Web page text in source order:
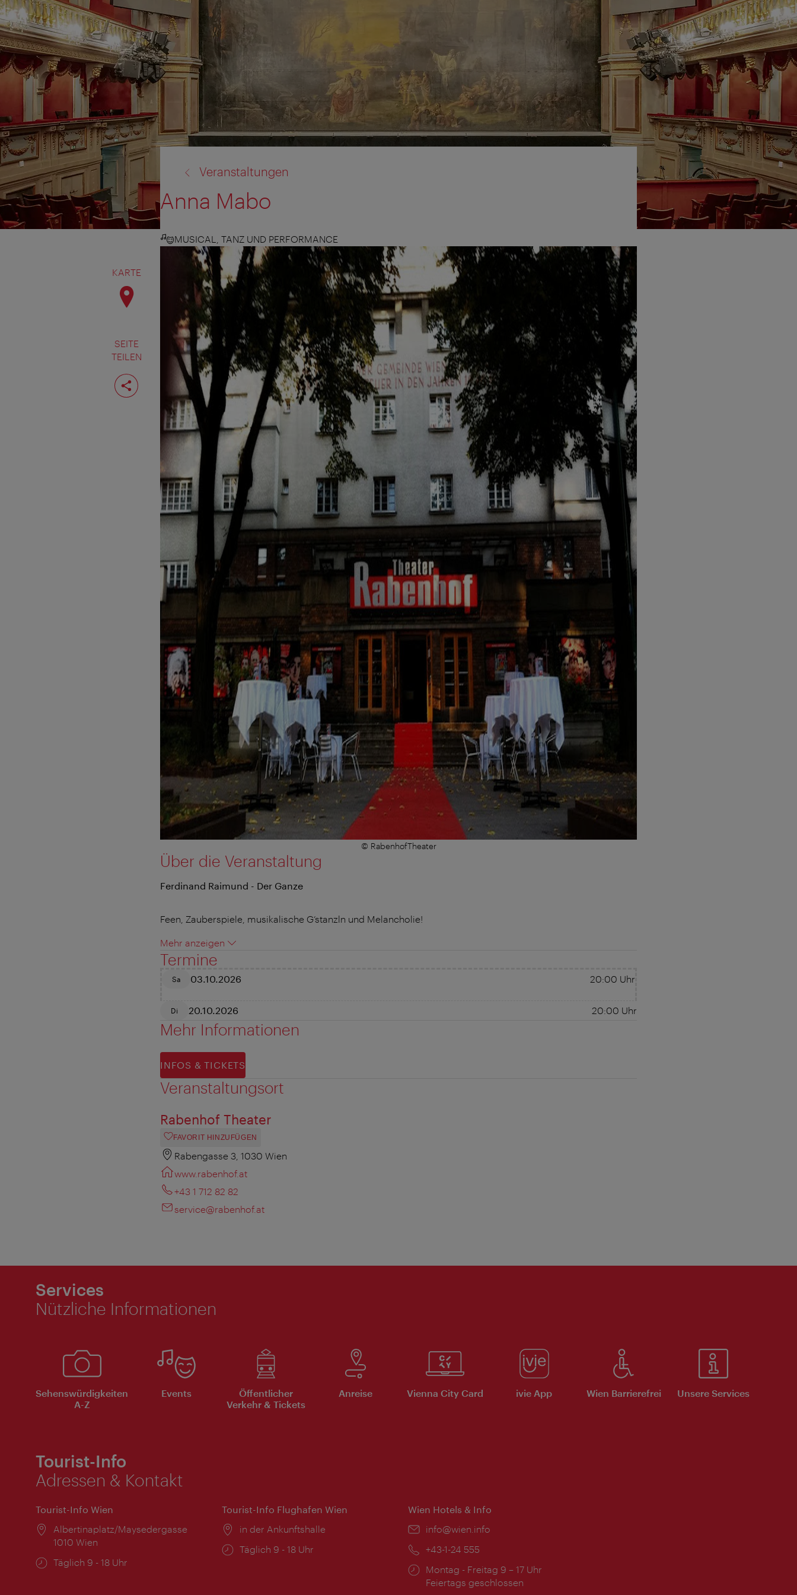
KARTE
SEITE
TEILEN
Seite
teilen
Veranstaltungen
Anna Mabo
MUSICAL, TANZ UND PERFORMANCE
© RabenhofTheater
Über die Veranstaltung
Ferdinand Raimund - Der Ganze
Feen, Zauberspiele, musikalische G‘stanzln und Melancholie!
Mehr anzeigen
Termine
Sa 03.10.2026 20:00 Uhr
Di 20.10.2026 20:00 Uhr
Mehr Informationen
INFOS & TICKETS
Veranstaltungsort
Rabenhof Theater
FAVORIT HINZUFÜGEN
Rabengasse 3, 1030 Wien
www.rabenhof.at
+43 1 712 82 82
service@rabenhof.at
Services
Nützliche Informationen
Sehenswürdigkeiten
A-Z
Events
Öffentlicher
Verkehr & Tickets
Anreise Vienna City Card ivie App Wien Barrierefrei Unsere Services
Tourist-Info
Adressen & Kontakt
Tourist-Info Wien
Ort:
Albertinaplatz/Maysedergasse
1010 Wien
Öffnungszeiten:
Täglich 9 - 18 Uhr
Tourist-Info Flughafen Wien
Ort:
in der Ankunftshalle
Öffnungszeiten:
Täglich 9 - 18 Uhr
Wien Hotels & Info
Email:
info@wien.info
Telefon:
+43-1-24 555
Öffnungszeiten:
Montag - Freitag 9 – 17 Uhr
Feiertags geschlossen